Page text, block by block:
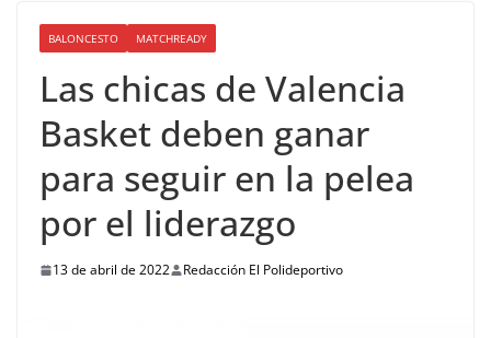
BALONCESTO MATCHREADY
Las chicas de Valencia
Basket deben ganar
para seguir en la pelea
por el liderazgo
13 de abril de 2022 Redacción El Polideportivo